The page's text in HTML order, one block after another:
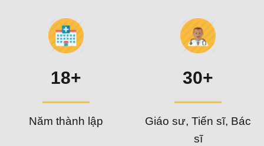
18+
Năm thành lập
30+
Giáo sư, Tiến sĩ, Bác
sĩ